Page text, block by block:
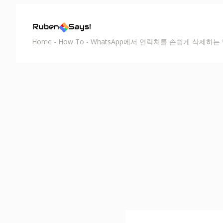
Home - How To - WhatsApp에서 연락처를 손쉽게 삭제하는